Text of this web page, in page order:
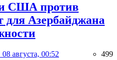
США против
для Азербайджана
08 августа, 00:52 499